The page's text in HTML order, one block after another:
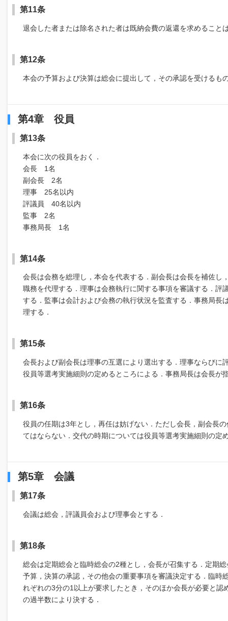
第11条
退会した者または除名された者は既納会費の返還を求めること
第12条
本会の予算および決算は総会に提出して，その承認を受けるも
第4章 役員
第13条
本会に次の役員をおく．
会長 1名
副会長 2名
理事 25名以内
評議員 40名以内
監事 2名
事務局長 1名
第14条
会長は会務を総理し，本会を代表する．副会長は会長を補佐し
職務を代理する．理事は会務執行に関する事項を審議する．評
する．監事は会計および会務の執行状況を監査する．事務局長
理する．
第15条
会長および副会長は理事の互選により選出する．理事ならびに
役員等選考実施細則の定めるところによる．事務局長は会長が
第16条
役員の任期は3年とし，再任は妨げない．ただし会長，副会長
てはならない．交代の時期については役員等選考実施細則の定
第5章 会議
第17条
会議は総会，評議員会および理事会とする．
第18条
総会は定期総会と臨時総会の2種とし，会長が召集する．定期
予算，決算の承認，その他会の重要事項を審議決定する．臨時
れぞれの3分の1以上が要求したとき，そのほか会長が必要と認
の過半数により決する．